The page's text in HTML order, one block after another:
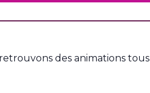
des animations tous